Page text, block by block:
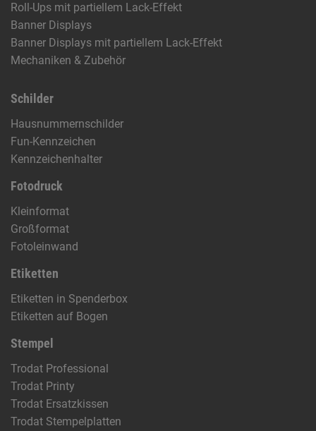
Roll-Ups mit partiellem Lack-Effekt
Banner Displays
Banner Displays mit partiellem Lack-Effekt
Mechaniken & Zubehör
Schilder
Hausnummernschilder
Fun-Kennzeichen
Kennzeichenhalter
Fotodruck
Kleinformat
Großformat
Fotoleinwand
Etiketten
Etiketten in Spenderbox
Etiketten auf Bogen
Stempel
Trodat Professional
Trodat Printy
Trodat Ersatzkissen
Trodat Stempelplatten